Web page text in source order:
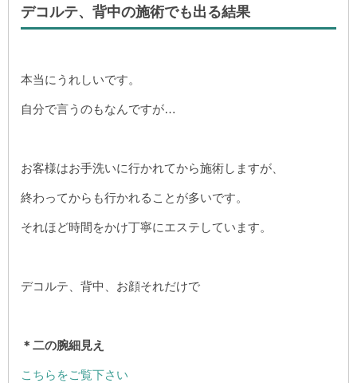
デコルテ、背中の施術でも出る結果
本当にうれしいです。
自分で言うのもなんですが…
お客様はお手洗いに行かれてから施術しますが、
終わってからも行かれることが多いです。
それほど時間をかけ丁寧にエステしています。
デコルテ、背中、お顔それだけで
＊二の腕細見え
こちらをご覧下さい